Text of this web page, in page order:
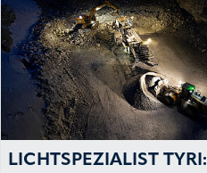
LICHTSPEZIALIST TYRI: